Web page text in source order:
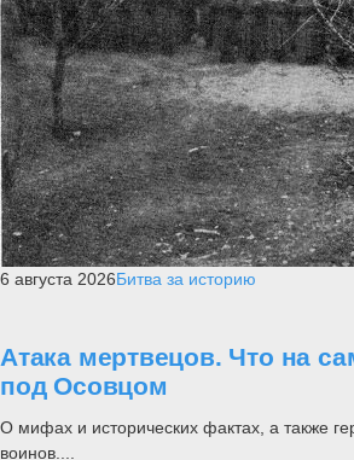
6 августа 2026Битва за историю
Атака мертвецов. Что на
под Осовцом
О мифах и исторических фактах, а также
воинов....